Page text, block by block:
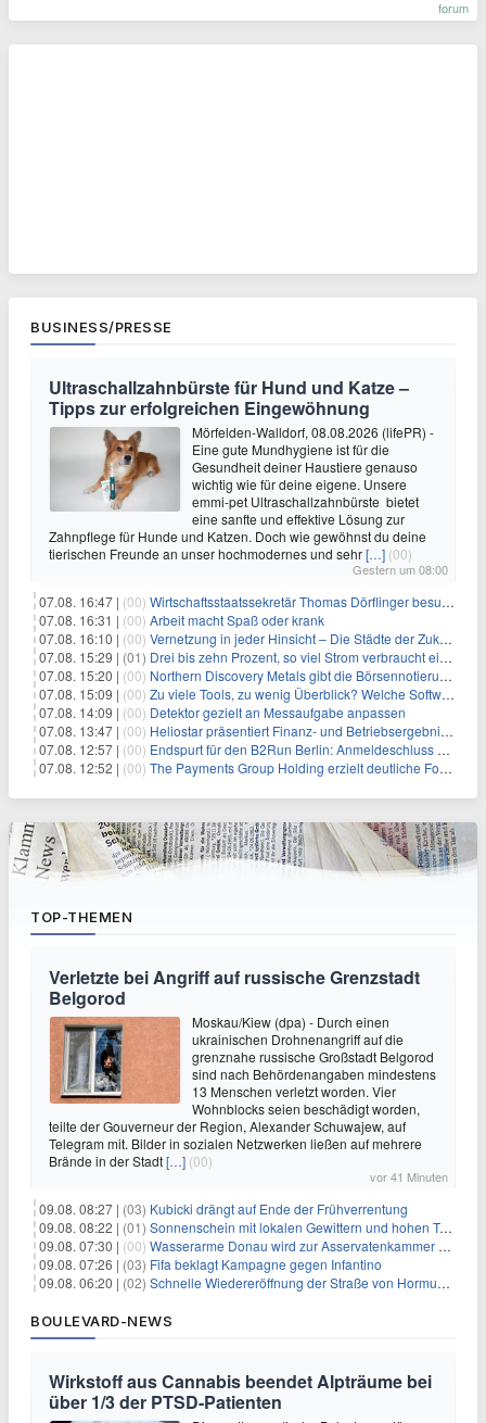
forum
BUSINESS/PRESSE
Ultraschallzahnbürste für Hund und Katze –
Tipps zur erfolgreichen Eingewöhnung
Mörfelden-Walldorf, 08.08.2026 (lifePR) -
Eine gute Mundhygiene ist für die
Gesundheit deiner Haustiere genauso
wichtig wie für deine eigene. Unsere
emmi-pet Ultraschallzahnbürste bietet
eine sanfte und effektive Lösung zur
Zahnpflege für Hunde und Katzen. Doch wie gewöhnst du deine
tierischen Freunde an unser hochmodernes und sehr[…] (00)
Gestern um 08:00
07.08. 16:47 | (00) Wirtschaftsstaatssekretär Thomas Dörflinger besucht Handwerksbetrieb im Kammerbezirk Freiburg
07.08. 16:31 | (00) Arbeit macht Spaß oder krank
07.08. 16:10 | (00) Vernetzung in jeder Hinsicht – Die Städte der Zukunft sind grün-blau
07.08. 15:29 | (01) Drei bis zehn Prozent, so viel Strom verbraucht ein Aufzug im Gebäude
07.08. 15:20 | (00) Northern Discovery Metals gibt die Börsennotierung an der Frankfurter Wertpapierbörse bekannt
07.08. 15:09 | (00) Zu viele Tools, zu wenig Überblick? Welche Software IT-Dienstleister wirklich brauchen
07.08. 14:09 | (00) Detektor gezielt an Messaufgabe anpassen
07.08. 13:47 | (00) Heliostar präsentiert Finanz- und Betriebsergebnis für das zweite Quartal 2026 mit Goldproduktion und Barreserven in Rekordhöhe
07.08. 12:57 | (00) Endspurt für den B2Run Berlin: Anmeldeschluss am 26. August
07.08. 12:52 | (00) The Payments Group Holding erzielt deutliche Fortschritte bei ihren AI-Projekten
TOP-THEMEN
Verletzte bei Angriff auf russische Grenzstadt
Belgorod
Moskau/Kiew (dpa) - Durch einen
ukrainischen Drohnenangriff auf die
grenznahe russische Großstadt Belgorod
sind nach Behördenangaben mindestens
13 Menschen verletzt worden. Vier
Wohnblocks seien beschädigt worden,
teilte der Gouverneur der Region, Alexander Schuwajew, auf
Telegram mit. Bilder in sozialen Netzwerken ließen auf mehrere
Brände in der Stadt[…] (00)
vor 41 Minuten
09.08. 08:27 | (03) Kubicki drängt auf Ende der Frühverrentung
09.08. 08:22 | (01) Sonnenschein mit lokalen Gewittern und hohen Temperaturen
09.08. 07:30 | (00) Wasserarme Donau wird zur Asservatenkammer der Geschichte
09.08. 07:26 | (03) Fifa beklagt Kampagne gegen Infantino
09.08. 06:20 | (02) Schnelle Wiedereröffnung der Straße von Hormus ungewiss
BOULEVARD-NEWS
Wirkstoff aus Cannabis beendet Alpträume bei
über 1/3 der PTSD-Patienten